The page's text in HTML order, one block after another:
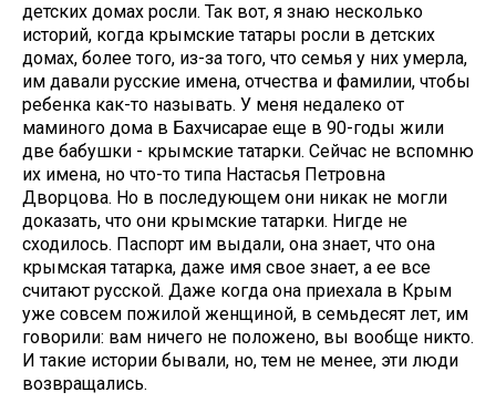
детских домах росли. Так вот, я знаю несколько
историй, когда крымские татары росли в детских
домах, более того, из-за того, что семья у них умерла,
им давали русские имена, отчества и фамилии, чтобы
ребенка как-то называть. У меня недалеко от
маминого дома в Бахчисарае еще в 90-годы жили
две бабушки - крымские татарки. Сейчас не вспомню
их имена, но что-то типа Настасья Петровна
Дворцова. Но в последующем они никак не могли
доказать, что они крымские татарки. Нигде не
сходилось. Паспорт им выдали, она знает, что она
крымская татарка, даже имя свое знает, а ее все
считают русской. Даже когда она приехала в Крым
уже совсем пожилой женщиной, в семьдесят лет, им
говорили: вам ничего не положено, вы вообще никто.
И такие истории бывали, но, тем не менее, эти люди
возвращались.